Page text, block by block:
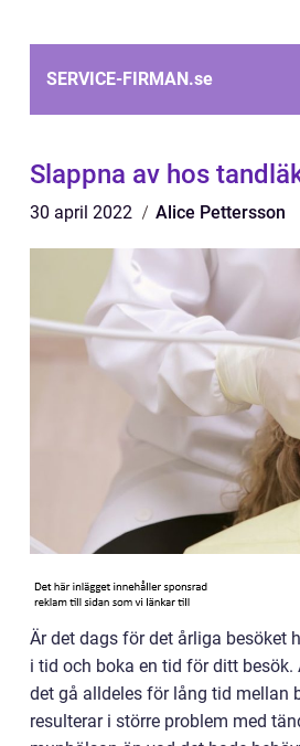
SERVICE-FIRMAN.se
Slappna av hos
30 april 2022 Alice Pettersson
Är det dags för det årliga besöket
i tid och boka en tid för ditt
det gå alldeles för lång tid mellan
resulterar i större problem med